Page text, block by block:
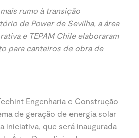
rumo à transição
de Power de Sevilha, a área
e TEPAM Chile elaboraram
para canteiros de obra de
Engenharia e Construção
de geração de energia solar
iniciativa, que será inaugurada